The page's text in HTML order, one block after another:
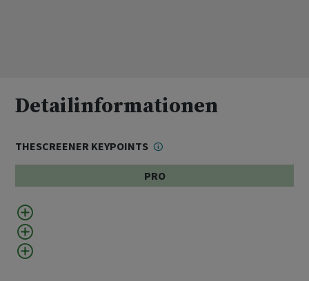
Detailinformationen
THESCREENER KEYPOINTS
PRO